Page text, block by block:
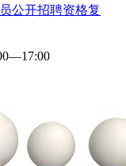
公开招聘资格复